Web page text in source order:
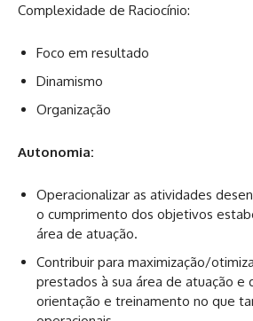
Complexidade de Raciocínio:
Foco em resultado
Dinamismo
Organização
Autonomia:
Operacionalizar as atividades
o cumprimento dos objetivos
área de atuação.
Contribuir para maximização/
prestados à sua área de atuação e
orientação e treinamento no que